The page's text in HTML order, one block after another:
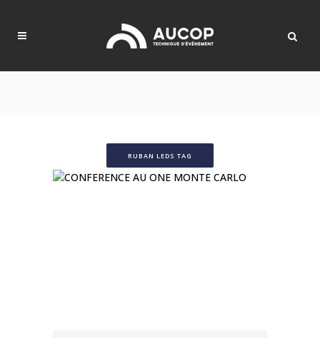
RUBAN LEDS TAG